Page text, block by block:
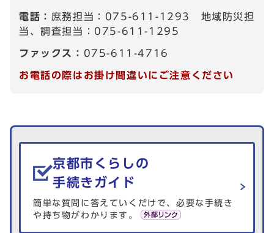
電話： 庶務担当：075-611-1293 地域防災担
当、調査担当：075-611-1295
ファックス： 075-611-4716
お電話の際はお掛け間違いにご注意ください
生活情報を探す
京都市くらしの
手続きガイド
簡単な質問に答えていくだけで、必要な手続き
や持ち物がわかります。